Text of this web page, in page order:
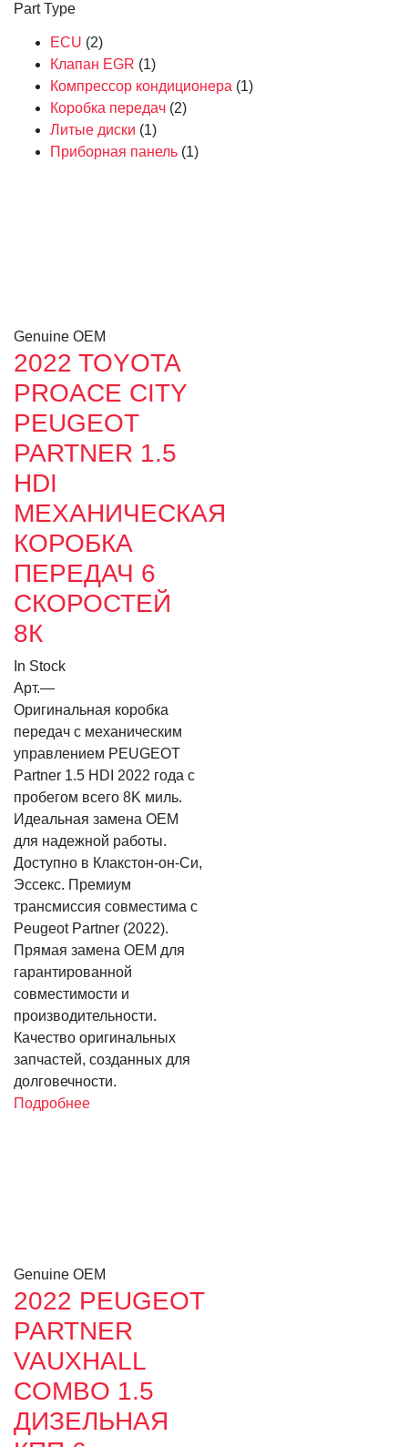
Part Type
ECU (2)
Клапан EGR (1)
Компрессор кондиционера (1)
Коробка передач (2)
Литые диски (1)
Приборная панель (1)
Genuine OEM
2022 TOYOTA
PROACE CITY
PEUGEOT
PARTNER 1.5
HDI
МЕХАНИЧЕСКАЯ
КОРОБКА
ПЕРЕДАЧ 6
СКОРОСТЕЙ
8К
In Stock
Арт.—
Оригинальная коробка
передач с механическим
управлением PEUGEOT
Partner 1.5 HDI 2022 года с
пробегом всего 8K миль.
Идеальная замена OEM
для надежной работы.
Доступно в Клакстон-он-Си,
Эссекс. Премиум
трансмиссия совместима с
Peugeot Partner (2022).
Прямая замена OEM для
гарантированной
совместимости и
производительности.
Качество оригинальных
запчастей, созданных для
долговечности.
Подробнее
Genuine OEM
2022 PEUGEOT
PARTNER
VAUXHALL
COMBO 1.5
ДИЗЕЛЬНАЯ